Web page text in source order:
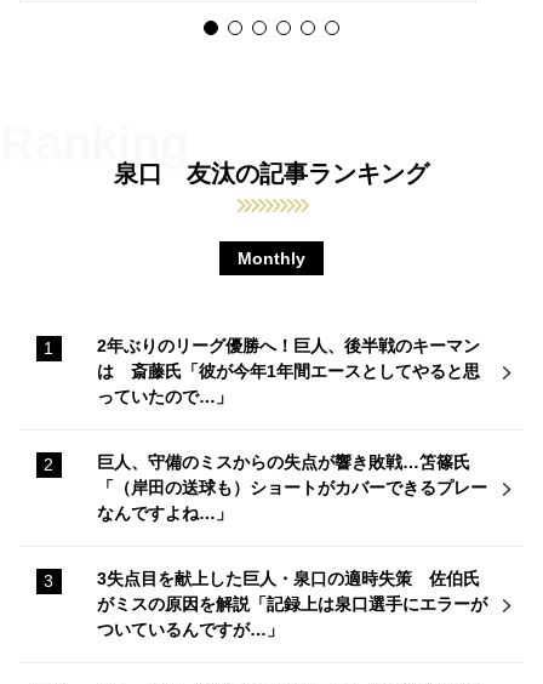
泉口 友汰の記事ランキング
Monthly
2年ぶりのリーグ優勝へ！巨人、後半戦のキーマン
は 斎藤氏「彼が今年1年間エースとしてやると思
っていたので…」
巨人、守備のミスからの失点が響き敗戦…笘篠氏
「（岸田の送球も）ショートがカバーできるプレー
なんですよね…」
3失点目を献上した巨人・泉口の適時失策 佐伯氏
がミスの原因を解説「記録上は泉口選手にエラーが
ついているんですが…」